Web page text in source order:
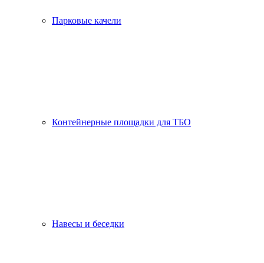
Парковые качели
Контейнерные площадки для ТБО
Навесы и беседки